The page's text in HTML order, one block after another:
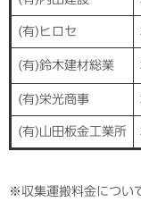
(有)ヒロセ
(有)鈴木建材総業
(有)栄光商事
(有)山田板金工業所
※収集運搬料金につい